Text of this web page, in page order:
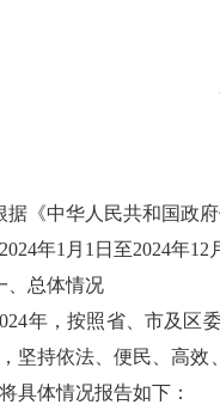
据《中华人民共和国政
年1月1日至2024年12
、 总体情况
年，按照省、市及区
坚持依法、便民、高效
具体情况报告如下：